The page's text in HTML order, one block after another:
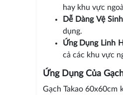
hay khu vực
Dễ Dàng Vệ
dụng.
Ứng Dụng Linh
cả các khu vực
Ứng Dụng Của
Gạch Takao